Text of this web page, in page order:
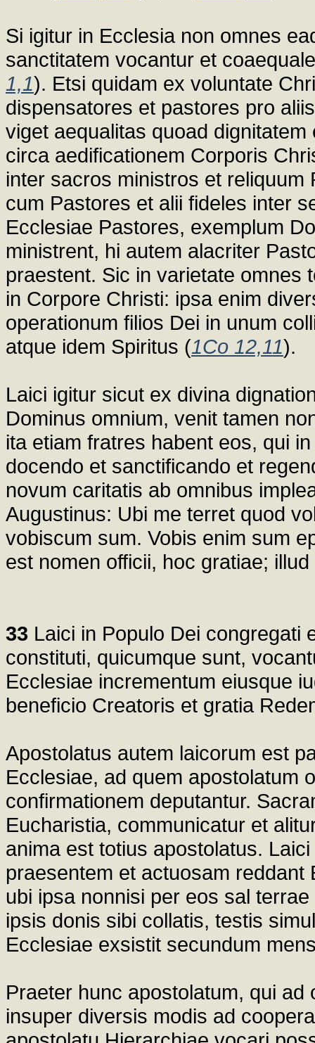
Si igitur in Ecclesia non omnes
sanctitatem vocantur et
1,1). Etsi quidam ex voluntate
dispensatores et pastores pro
viget aequalitas quoad
circa aedificationem Corporis
inter sacros ministros et
cum Pastores et alii fideles inter
Ecclesiae Pastores, exemplum
ministrent, hi autem alacriter
praestent. Sic in varietate omnes
in Corpore Christi: ipsa enim
operationum filios Dei in unum
atque idem Spiritus (1Co 12,11).
Laici igitur sicut ex divina
Dominus omnium, venit tamen
ita etiam fratres habent eos, qui
docendo et sanctificando et
novum caritatis ab omnibus
Augustinus: Ubi me terret quod
vobiscum sum. Vobis enim sum
est nomen officii, hoc gratiae;
33 Laici in Populo Dei congregati
constituti, quicumque sunt,
Ecclesiae incrementum eiusque
beneficio Creatoris et gratia
Apostolatus autem laicorum est
Ecclesiae, ad quem apostolatum
confirmationem deputantur.
Eucharistia, communicatur et
anima est totius apostolatus.
praesentem et actuosam
ubi ipsa nonnisi per eos sal
ipsis donis sibi collatis, testis
Ecclesiae exsistit secundum
Praeter hunc apostolatum, qui
insuper diversis modis ad